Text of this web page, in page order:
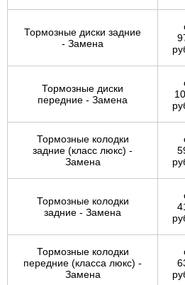
Тормозные диски задние
- Замена
Тормозные диски
передние - Замена
Тормозные колодки
задние (класс люкс) -
Замена
Тормозные колодки
задние - Замена
Тормозные колодки
передние (класса люкс) -
Замена